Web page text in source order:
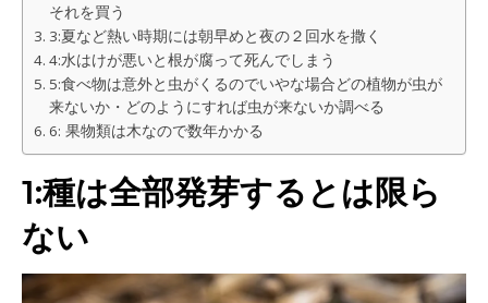
それを買う
3:夏など熱い時期には朝早めと夜の２回水を撒く
4:水はけが悪いと根が腐って死んでしまう
5:食べ物は意外と虫がくるのでいやな場合どの植物が虫が
来ないか・どのようにすれば虫が来ないか調べる
6: 果物類は木なので数年かかる
1:種は全部発芽するとは限ら
ない